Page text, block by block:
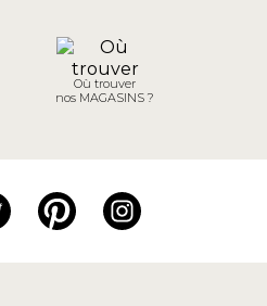
Où trouver
nos MAGASINS ?